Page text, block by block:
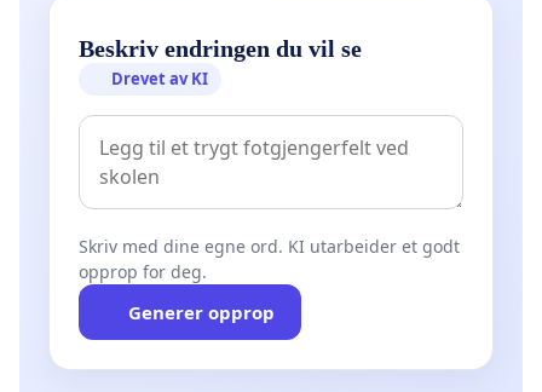
Beskriv endringen du vil se
Drevet av KI
Skriv med dine egne ord. KI utarbeider et godt
opprop for deg.
Generer opprop